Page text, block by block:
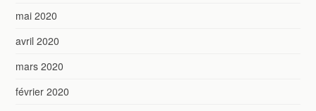
mai 2020
avril 2020
mars 2020
février 2020